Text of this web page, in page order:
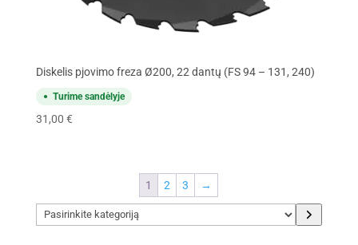
Diskelis pjovimo freza Ø200, 22 dantų (FS 94 – 131, 240)
Turime sandėlyje
31,00 €
1 2 3 →
Pasirinkite
kategoriją